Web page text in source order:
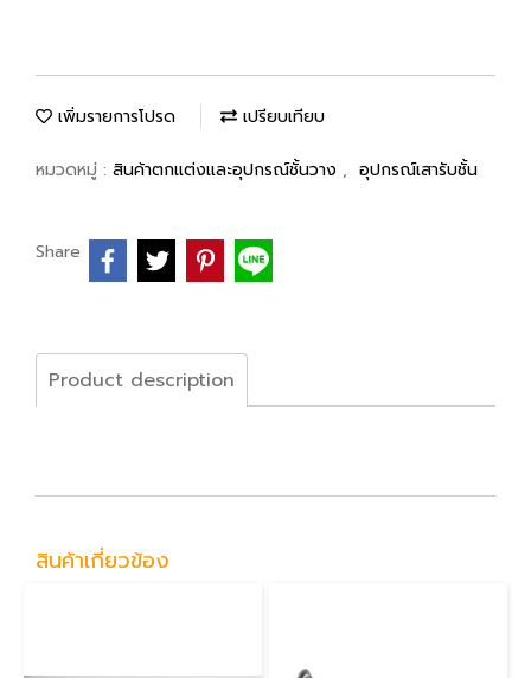
เพิ่มรายการโปรด เปรียบเทียบ
หมวดหมู่ : สินค้าตกแต่งและอุปกรณ์ชั้นวาง , อุปกรณ์เสารับชั้น
Share
Product description
สินค้าเกี่ยวข้อง